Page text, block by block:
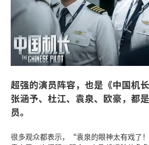
超强的演员阵容，也是《中国机长
张涵予、杜江、袁泉、欧豪，都
员。
很多观众都表示，“袁泉的眼神太有戏了